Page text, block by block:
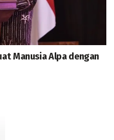
Manusia Alpa dengan